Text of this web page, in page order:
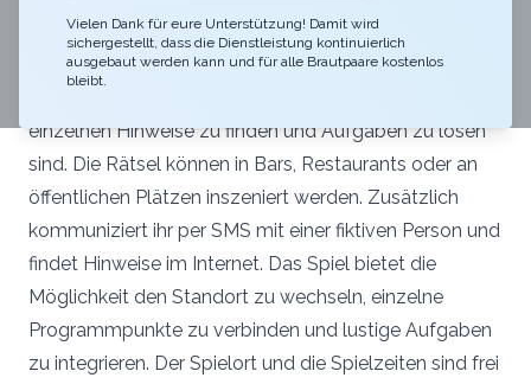
Organisatoren einen roten Faden für die Gestaltung
des Poltertags. Das Drehbuch sowie die Lösungen
einzelnen Hinweise zu finden und Aufgaben zu lösen
sind. Die Rätsel können in Bars, Restaurants oder an
öffentlichen Plätzen inszeniert werden. Zusätzlich
kommuniziert ihr per SMS mit einer fiktiven Person und
findet Hinweise im Internet. Das Spiel bietet die
Möglichkeit den Standort zu wechseln, einzelne
Programmpunkte zu verbinden und lustige Aufgaben
zu integrieren. Der Spielort und die Spielzeiten sind frei
Vielen Dank für eure Unterstützung! Damit wird
sichergestellt, dass die Dienstleistung kontinuierlich
ausgebaut werden kann und für alle Brautpaare kostenlos
bleibt.